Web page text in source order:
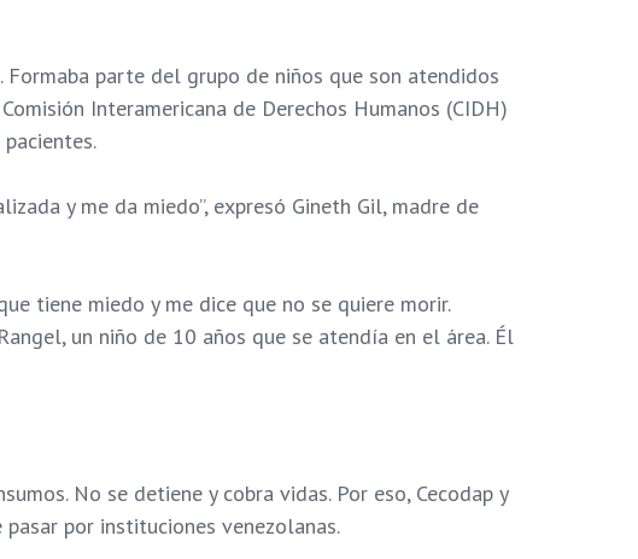
parte del grupo de niños que son atendidos
Interamericana de Derechos Humanos (CIDH)
y me da miedo”, expresó Gineth Gil, madre de
tiene miedo y me dice que no se quiere morir.
un niño de 10 años que se atendía en el área. Él
No se detiene y cobra vidas. Por eso, Cecodap y
por instituciones venezolanas.